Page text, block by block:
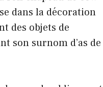
dans la décoration
des objets de
son surnom d’as de